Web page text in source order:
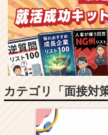
チ
ャ
ー・
成
長
企
業
か
ら
ス
カ
カテゴリ「面接対